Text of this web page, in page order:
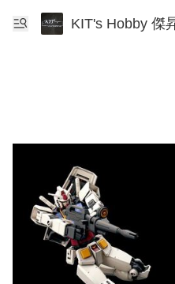
KIT's Hobby 傑